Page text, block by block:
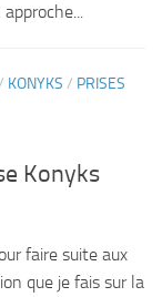
KONYKS / PRISES
Konyks
faire suite aux
que je fais sur la